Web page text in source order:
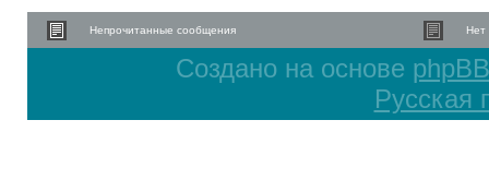
Непрочитанные сообщения Нет
Создано на основе phpBB
Русская